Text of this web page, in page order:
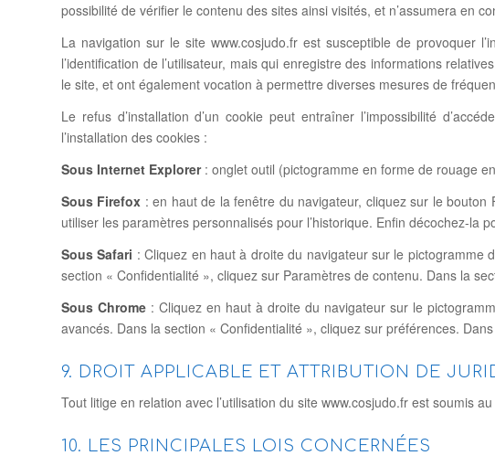
possibilité de vérifier le contenu des sites ainsi visités, et n’assumera en
La navigation sur le site www.cosjudo.fr est susceptible de provoquer
l’identification de l’utilisateur, mais qui enregistre des informations
le site, et ont également vocation à permettre diverses mesures de
Le refus d’installation d’un cookie peut entraîner l’impossibilité
l’installation des cookies :
Sous Internet Explorer: onglet outil (pictogramme en forme de rouage
Sous Firefox : en haut de la fenêtre du navigateur, cliquez sur le
utiliser les paramètres personnalisés pour l’historique. Enfin décochez-la
Sous Safari : Cliquez en haut à droite du navigateur sur le pictogramme
section « Confidentialité », cliquez sur Paramètres de contenu. Dans la
Sous Chrome : Cliquez en haut à droite du navigateur sur le
avancés. Dans la section « Confidentialité », cliquez sur préférences.
9. DROIT APPLICABLE ET ATTRIBUTION DE
Tout litige en relation avec l’utilisation du site www.cosjudo.fr est soumis
10. LES PRINCIPALES LOIS CONCERNÉES